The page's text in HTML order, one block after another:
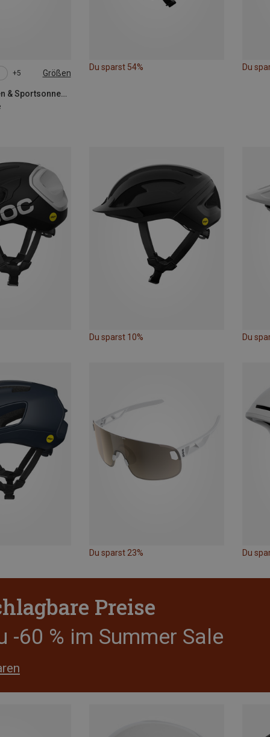
+5 Größen
POC | Sportbrillen & Sportsonnenbrillen
Du sparst 54% Du
Du sparst 10% Du
Du sparst 23% Du
Preise
-60 % im Summer Sale